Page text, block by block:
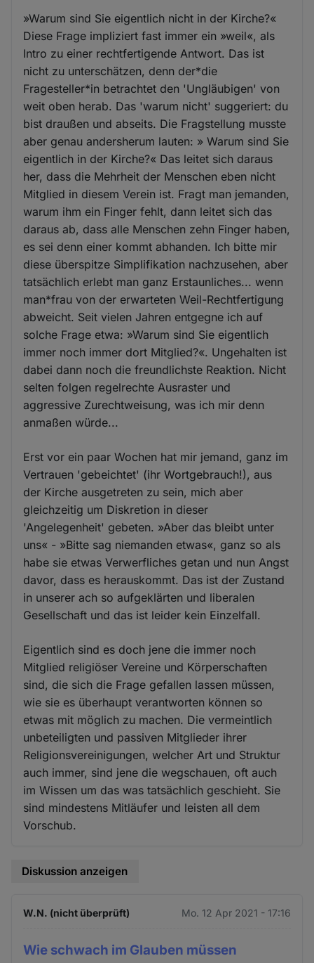
»Warum sind Sie eigentlich nicht in der Kirche?«
Diese Frage impliziert fast immer ein »weil«, als
Intro zu einer rechtfertigende Antwort. Das ist
nicht zu unterschätzen, denn der*die
Fragesteller*in betrachtet den 'Ungläubigen' von
weit oben herab. Das 'warum nicht' suggeriert: du
bist draußen und abseits. Die Fragstellung musste
aber genau andersherum lauten: » Warum sind Sie
eigentlich in der Kirche?« Das leitet sich daraus
her, dass die Mehrheit der Menschen eben nicht
Mitglied in diesem Verein ist. Fragt man jemanden,
warum ihm ein Finger fehlt, dann leitet sich das
daraus ab, dass alle Menschen zehn Finger haben,
es sei denn einer kommt abhanden. Ich bitte mir
diese überspitze Simplifikation nachzusehen, aber
tatsächlich erlebt man ganz Erstaunliches... wenn
man*frau von der erwarteten Weil-Rechtfertigung
abweicht. Seit vielen Jahren entgegne ich auf
solche Frage etwa: »Warum sind Sie eigentlich
immer noch immer dort Mitglied?«. Ungehalten ist
dabei dann noch die freundlichste Reaktion. Nicht
selten folgen regelrechte Ausraster und
aggressive Zurechtweisung, was ich mir denn
anmaßen würde...
Erst vor ein paar Wochen hat mir jemand, ganz im
Vertrauen 'gebeichtet' (ihr Wortgebrauch!), aus
der Kirche ausgetreten zu sein, mich aber
gleichzeitig um Diskretion in dieser
'Angelegenheit' gebeten. »Aber das bleibt unter
uns« - »Bitte sag niemanden etwas«, ganz so als
habe sie etwas Verwerfliches getan und nun Angst
davor, dass es herauskommt. Das ist der Zustand
in unserer ach so aufgeklärten und liberalen
Gesellschaft und das ist leider kein Einzelfall.
Eigentlich sind es doch jene die immer noch
Mitglied religiöser Vereine und Körperschaften
sind, die sich die Frage gefallen lassen müssen,
wie sie es überhaupt verantworten können so
etwas mit möglich zu machen. Die vermeintlich
unbeteiligten und passiven Mitglieder ihrer
Religionsvereinigungen, welcher Art und Struktur
auch immer, sind jene die wegschauen, oft auch
im Wissen um das was tatsächlich geschieht. Sie
sind mindestens Mitläufer und leisten all dem
Vorschub.
Diskussion anzeigen
W.N. (nicht überprüft) Mo. 12 Apr 2021 - 17:16
Wie schwach im Glauben müssen